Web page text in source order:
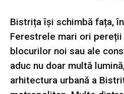
Bistrița își schimbă fața,
Ferestrele mari ori
blocurilor noi sau ale
aduc nu doar multă
arhitectura urbană a